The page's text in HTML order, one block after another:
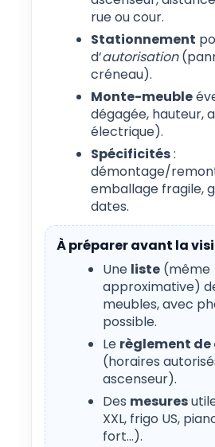
rue ou cour.
Stationnement
d’autorisation
créneau).
Monte-meuble
dégagée, hauteur,
électrique).
Spécificités:
démontage/
emballage fragile,
dates.
À préparer avant la
Une liste (même
approximative)
meubles, avec
possible.
Le règlement
(horaires
ascenseur).
Des mesures
XXL, frigo US,
fort…).